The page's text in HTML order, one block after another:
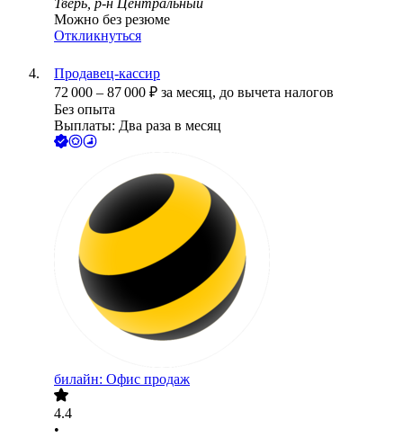
Тверь, р-н Центральный
Можно без резюме
Откликнуться
Продавец-кассир
72 000 – 87 000 ₽ за месяц, до вычета налогов
Без опыта
Выплаты: Два раза в месяц
билайн: Офис продаж
4.4
•